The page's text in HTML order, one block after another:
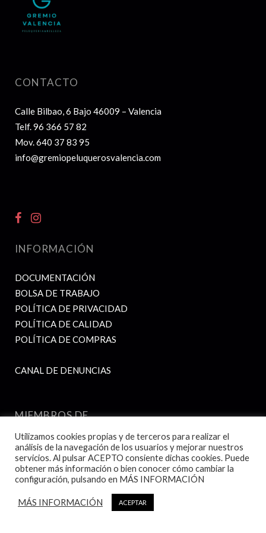
CONTACTO
Calle Bilbao, 6 Bajo 46009 – Valencia
Telf.96 366 57 82
Mov.640 37 83 95
info@gremiopeluquerosvalencia.com
INFORMACIÓN
DOCUMENTACIÓN
BOLSA DE TRABAJO
POLÍTICA DE PRIVACIDAD
POLÍTICA DE CALIDAD
POLÍTICA DE COMPRAS
CANAL DE DENUNCIAS
MIEMBROS DE
Utilizamos cookies propias y de terceros para realizar el
análisis de la navegación de los usuarios y mejorar nuestros
servicios. Al pulsar ACEPTO consiente dichas cookies. Puede
obtener más información o bien conocer cómo cambiar la
configuración, pulsando en MÁS INFORMACIÓN
MÁS INFORMACIÓN ACEPTAR